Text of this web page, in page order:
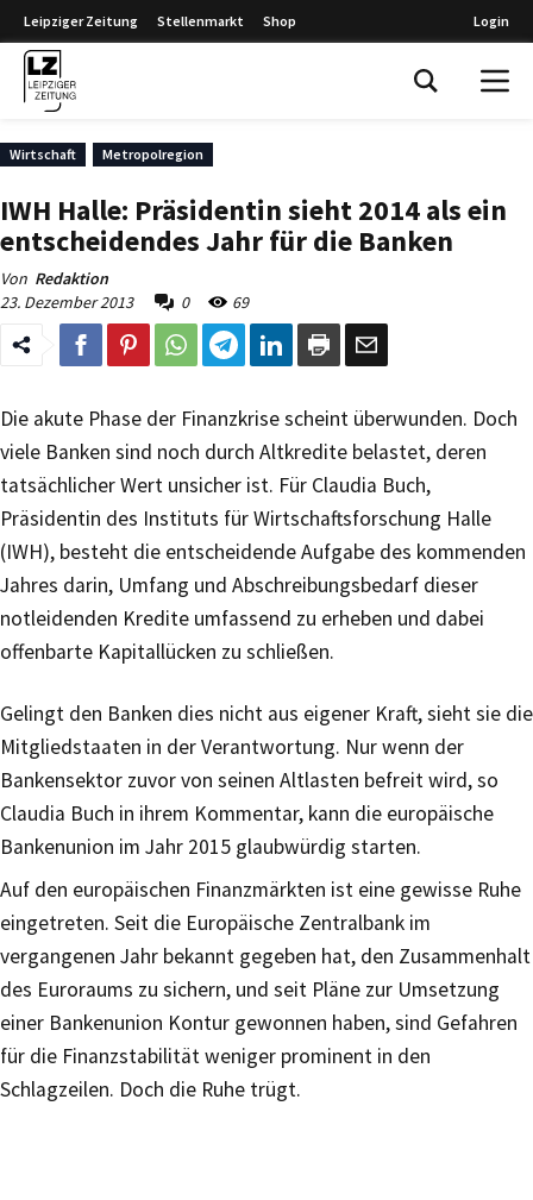
Leipziger Zeitung Stellenmarkt Shop Login
Wirtschaft Metropolregion
IWH Halle: Präsidentin sieht 2014 als ein
entscheidendes Jahr für die Banken
Von Redaktion
23. Dezember 2013
0 69
Die akute Phase der Finanzkrise scheint überwunden. Doch
viele Banken sind noch durch Altkredite belastet, deren
tatsächlicher Wert unsicher ist. Für Claudia Buch,
Präsidentin des Instituts für Wirtschaftsforschung Halle
(IWH), besteht die entscheidende Aufgabe des kommenden
Jahres darin, Umfang und Abschreibungsbedarf dieser
notleidenden Kredite umfassend zu erheben und dabei
offenbarte Kapitallücken zu schließen.
Gelingt den Banken dies nicht aus eigener Kraft, sieht sie die
Mitgliedstaaten in der Verantwortung. Nur wenn der
Bankensektor zuvor von seinen Altlasten befreit wird, so
Claudia Buch in ihrem Kommentar, kann die europäische
Bankenunion im Jahr 2015 glaubwürdig starten.
Auf den europäischen Finanzmärkten ist eine gewisse Ruhe
eingetreten. Seit die Europäische Zentralbank im
vergangenen Jahr bekannt gegeben hat, den Zusammenhalt
des Euroraums zu sichern, und seit Pläne zur Umsetzung
einer Bankenunion Kontur gewonnen haben, sind Gefahren
für die Finanzstabilität weniger prominent in den
Schlagzeilen. Doch die Ruhe trügt.